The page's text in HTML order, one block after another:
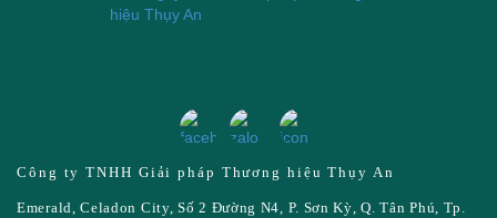
Công ty TNHH Giải pháp Thương hiệu Thụy An
Emerald, Celadon City, Số 2 Đường N4, P. Sơn Kỳ, Q. Tân Phú, Tp.